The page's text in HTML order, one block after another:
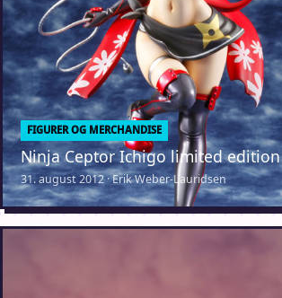
FIGURER OG MERCHANDISE
Ninja Ceptor Ichigo limited
31. august 2012 · Erik Weber-Lauridsen